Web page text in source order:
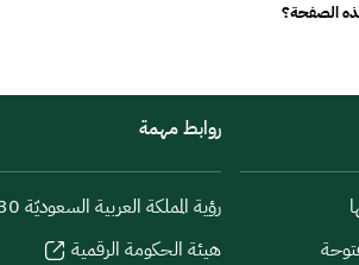
الصفحة؟
روابط مهمة
رؤية المملكة العربية السعوديّة 2030
هيئة الحكومة الرقمية